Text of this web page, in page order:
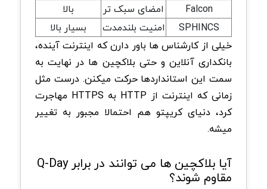
Falcon
امضای سبک تر
بالا
SPHINCS
امنیت بلندمدت
بسیار بالا
خیلی از کارشناس ها باور دارن که اینترنت آینده،
بانکداری آنلاین و حتی بلاکچین ها در نهایت به
سمت این استانداردها حرکت میکنن. درست مثل
زمانی که اینترنت از HTTP به HTTPS مهاجرت
کرد، دنیای کریپتو هم احتمالا مجبور به تغییر
میشه.
آیا بلاکچین ها می توانند در برابر Q-Day
مقاوم شوند؟